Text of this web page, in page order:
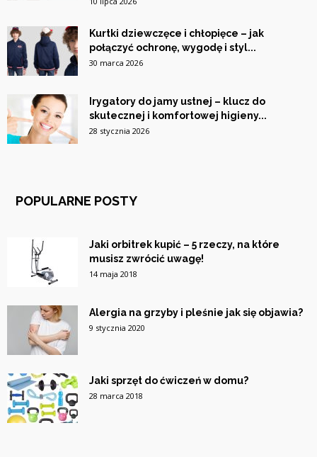
Kurtki dziewczęce i chłopięce – jak
połączyć ochronę, wygodę i styl...
30 marca 2026
Irygatory do jamy ustnej – klucz do
skutecznej i komfortowej higieny...
28 stycznia 2026
POPULARNE POSTY
Jaki orbitrek kupić – 5 rzeczy, na które
musisz zwrócić uwagę!
14 maja 2018
Alergia na grzyby i pleśnie jak się objawia?
9 stycznia 2020
Jaki sprzęt do ćwiczeń w domu?
28 marca 2018